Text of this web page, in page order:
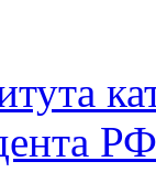
РФ